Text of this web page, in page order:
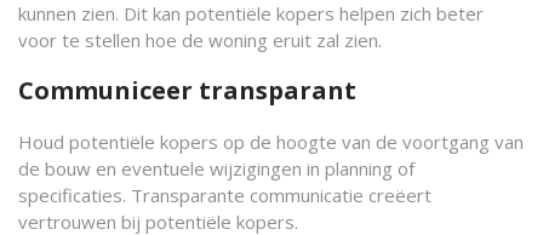
kunnen zien. Dit kan potentiële kopers helpen zich beter
voor te stellen hoe de woning eruit zal zien.
Communiceer transparant
Houd potentiële kopers op de hoogte van de voortgang van
de bouw en eventuele wijzigingen in planning of
specificaties. Transparante communicatie creëert
vertrouwen bij potentiële kopers.